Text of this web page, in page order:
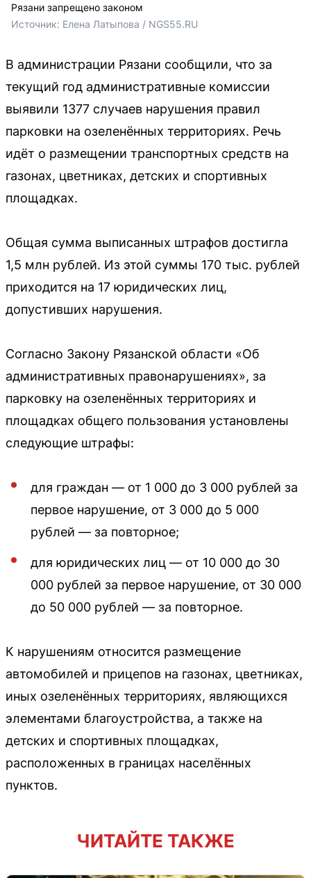
Рязани запрещено законом
Источник: Елена Латыпова / NGS55.RU
В администрации Рязани сообщили, что за
текущий год административные комиссии
выявили 1377 случаев нарушения правил
парковки на озеленённых территориях. Речь
идёт о размещении транспортных средств на
газонах, цветниках, детских и спортивных
площадках.
Общая сумма выписанных штрафов достигла
1,5 млн рублей. Из этой суммы 170 тыс. рублей
приходится на 17 юридических лиц,
допустивших нарушения.
Согласно Закону Рязанской области «Об
административных правонарушениях», за
парковку на озеленённых территориях и
площадках общего пользования установлены
следующие штрафы:
для граждан — от 1 000 до 3 000 рублей за
первое нарушение, от 3 000 до 5 000
рублей — за повторное;
для юридических лиц — от 10 000 до 30
000 рублей за первое нарушение, от 30 000
до 50 000 рублей — за повторное.
К нарушениям относится размещение
автомобилей и прицепов на газонах, цветниках,
иных озеленённых территориях, являющихся
элементами благоустройства, а также на
детских и спортивных площадках,
расположенных в границах населённых
пунктов.
ЧИТАЙТЕ ТАКЖЕ